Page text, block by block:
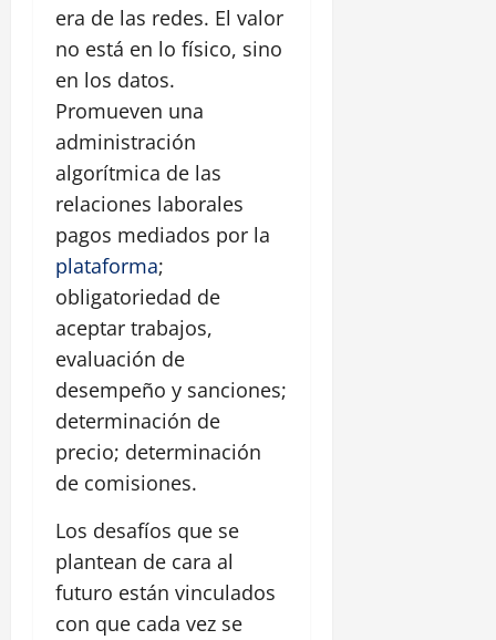
era de las redes. El valor
no está en lo físico, sino
en los datos.
Promueven una
administración
algorítmica de las
relaciones laborales
pagos mediados por la
plataforma;
obligatoriedad de
aceptar trabajos,
evaluación de
desempeño y sanciones;
determinación de
precio; determinación
de comisiones.
Los desafíos que se
plantean de cara al
futuro están vinculados
con que cada vez se